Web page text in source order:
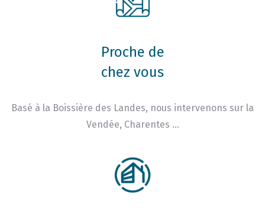
Proche de
chez vous
Basé à la Boissière des Landes, nous intervenons sur la
Vendée, Charentes …